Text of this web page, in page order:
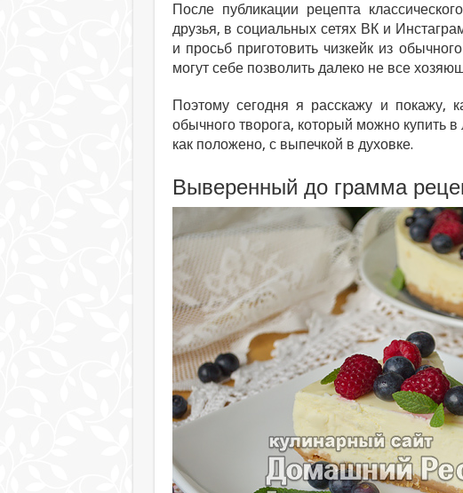
После публикации рецепта
друзья, в социальных сетях ВК и
и просьб приготовить чизкейк из
могут себе позволить далеко не все
Поэтому сегодня я расскажу и покажу,
обычного творога, который можно купить
как положено, с выпечкой в духовке.
Выверенный до грамма